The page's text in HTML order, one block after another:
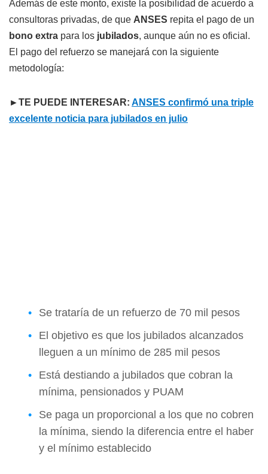
Además de este monto, existe la posibilidad de acuerdo a
consultoras privadas, de que ANSES repita el pago de un
bono extra para los jubilados, aunque aún no es oficial.
El pago del refuerzo se manejará con la siguiente
metodología:
►TE PUEDE INTERESAR: ANSES confirmó una triple
excelente noticia para jubilados en julio
Se trataría de un refuerzo de 70 mil pesos
El objetivo es que los jubilados alcanzados
lleguen a un mínimo de 285 mil pesos
Está destiando a jubilados que cobran la
mínima, pensionados y PUAM
Se paga un proporcional a los que no cobren
la mínima, siendo la diferencia entre el haber
y el mínimo establecido